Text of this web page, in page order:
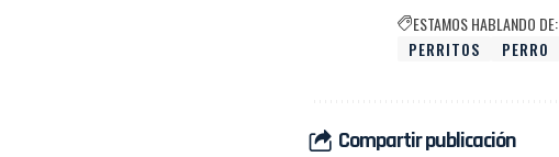
ESTAMOS HABLANDO DE:
PERRITOS
PERRO
Compartir publicación